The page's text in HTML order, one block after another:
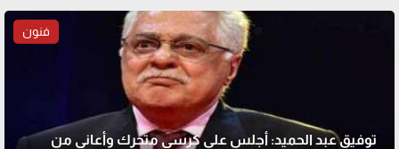
فنون
توفيق عبد الحميد: أجلس على كرسي متحرك وأعاني من